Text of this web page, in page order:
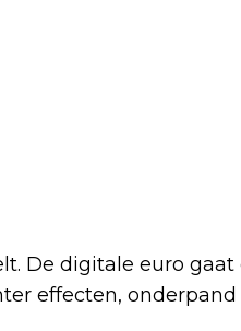
De digitale euro
effecten, onderpand